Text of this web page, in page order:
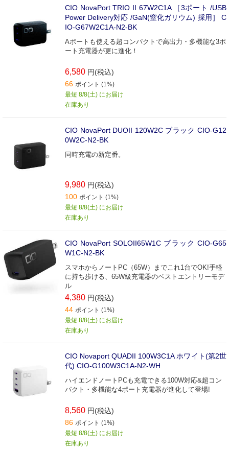
CIO NovaPort TRIO II 67W2C1A ［3ポート /USB
Power Delivery対応 /GaN(窒化ガリウム) 採用］ C
IO-G67W2C1A-N2-BK
Aポートも使える超コンパクトで高出力・多機能な3ポ
ート充電器が更に進化！
6,580 円(税込)
66 ポイント (1%)
最短 8/8(土) にお届け
在庫あり
CIO NovaPort DUOII 120W2C ブラック CIO-G12
0W2C-N2-BK
同時充電の新定番。
9,980 円(税込)
100 ポイント (1%)
最短 8/8(土) にお届け
在庫あり
CIO NovaPort SOLOII65W1C ブラック CIO-G65
W1C-N2-BK
スマホからノートPC（65W）までこれ1台でOK!手軽
に持ち歩ける、65W級充電器のベストエントリーモデ
ル
4,380 円(税込)
44 ポイント (1%)
最短 8/8(土) にお届け
在庫あり
CIO Novaport QUADII 100W3C1A ホワイト(第2世
代) CIO-G100W3C1A-N2-WH
ハイエンドノートPCも充電できる100W対応&超コン
パクト・多機能な4ポート充電器が進化して登場!
8,560 円(税込)
86 ポイント (1%)
最短 8/8(土) にお届け
在庫あり